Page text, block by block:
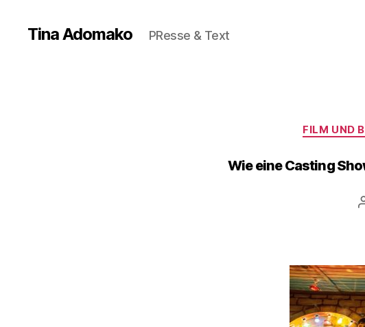
Tina Adomako PResse & Text
FILM UND
Wie eine Casting